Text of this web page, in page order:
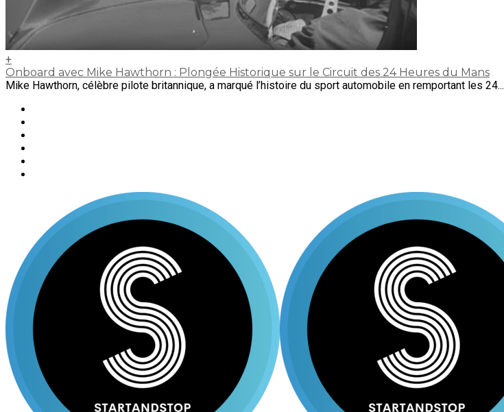
+
Onboard avec Mike Hawthorn : Plongée Historique sur le Circuit des 24 Heures du Mans
Mike Hawthorn, célèbre pilote britannique, a marqué l’histoire du sport automobile en remportant les 24...